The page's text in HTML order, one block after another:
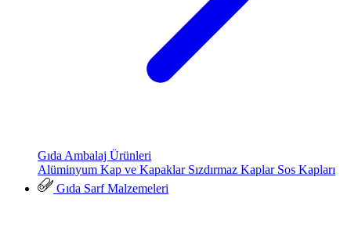
Gıda Ambalaj Ürünleri
Alüminyum Kap ve Kapaklar Sızdırmaz Kaplar Sos Kapları
Gıda Sarf Malzemeleri